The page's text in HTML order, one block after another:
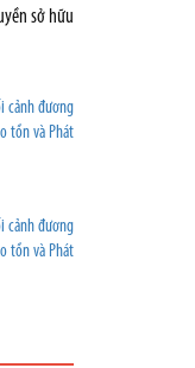
sở hữu
cảnh đương
tồn và Phát
cảnh đương
tồn và Phát